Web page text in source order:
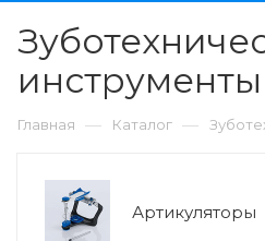
инструменты
Главная — Каталог —
Артикуляторы